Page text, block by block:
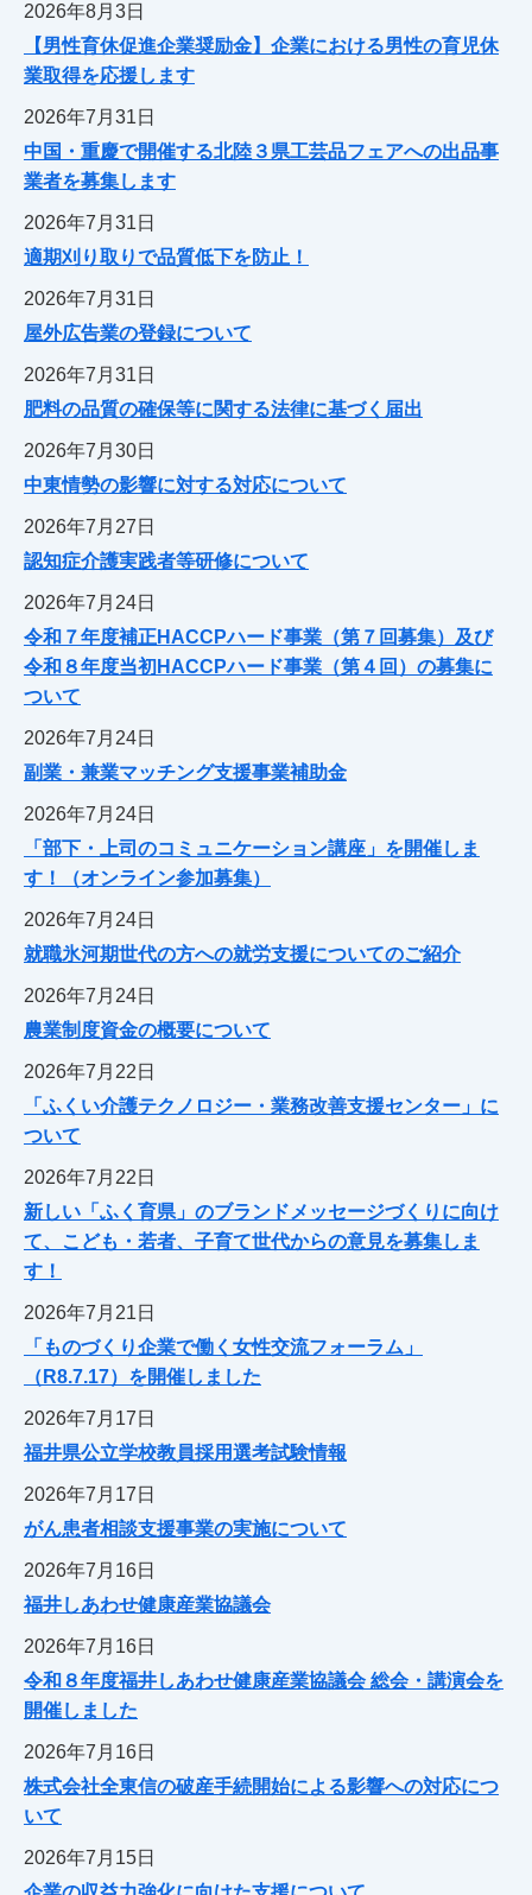
2026年8月3日
【男性育休促進企業奨励金】企業における男性の育児休
業取得を応援します
2026年7月31日
中国・重慶で開催する北陸３県工芸品フェアへの出品事
業者を募集します
2026年7月31日
適期刈り取りで品質低下を防止！
2026年7月31日
屋外広告業の登録について
2026年7月31日
肥料の品質の確保等に関する法律に基づく届出
2026年7月30日
中東情勢の影響に対する対応について
2026年7月27日
認知症介護実践者等研修について
2026年7月24日
令和７年度補正HACCPハード事業（第７回募集）及び
令和８年度当初HACCPハード事業（第４回）の募集に
ついて
2026年7月24日
副業・兼業マッチング支援事業補助金
2026年7月24日
「部下・上司のコミュニケーション講座」を開催しま
す！（オンライン参加募集）
2026年7月24日
就職氷河期世代の方への就労支援についてのご紹介
2026年7月24日
農業制度資金の概要について
2026年7月22日
「ふくい介護テクノロジー・業務改善支援センター」に
ついて
2026年7月22日
新しい「ふく育県」のブランドメッセージづくりに向け
て、こども・若者、子育て世代からの意見を募集しま
す！
2026年7月21日
「ものづくり企業で働く女性交流フォーラム」
（R8.7.17）を開催しました
2026年7月17日
福井県公立学校教員採用選考試験情報
2026年7月17日
がん患者相談支援事業の実施について
2026年7月16日
福井しあわせ健康産業協議会
2026年7月16日
令和８年度福井しあわせ健康産業協議会 総会・講演会を
開催しました
2026年7月16日
株式会社全東信の破産手続開始による影響への対応につ
いて
2026年7月15日